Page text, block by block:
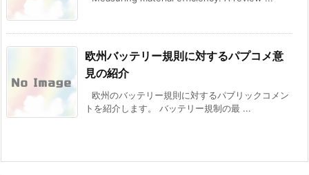
欧州バッテリー規則に対するパプコメ意
見の紹介
欧州のバッテリー規則に対するパブリックコメン
トを紹介します。 バッテリー規制の最 ...